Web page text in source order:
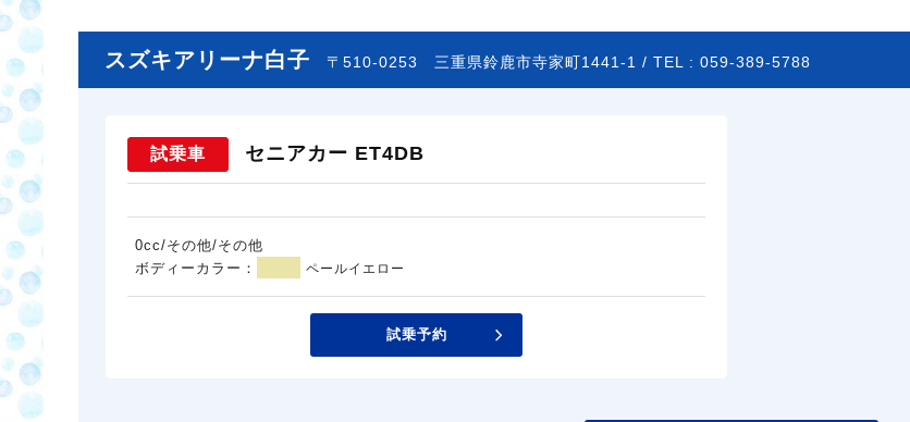
スズキアリーナ白子 〒510-0253 三重県鈴鹿市寺家町1441-1 / TEL : 059-389-5788
試乗車 セニアカー ET4DB
0cc/その他/その他
ボディーカラー：
ペールイエロー
試乗予約